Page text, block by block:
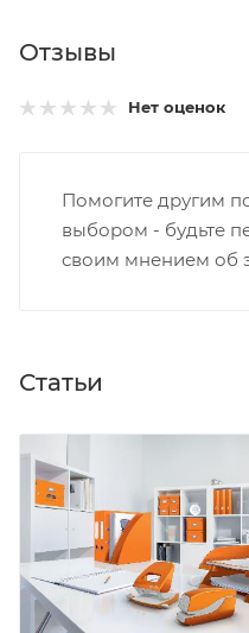
Отзывы
Нет оценок
Помогите другим
выбором - будьте
своим мнением об
Статьи